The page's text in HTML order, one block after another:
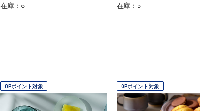
在庫：○ 在庫：○
OPポイント対象 OPポイント対象